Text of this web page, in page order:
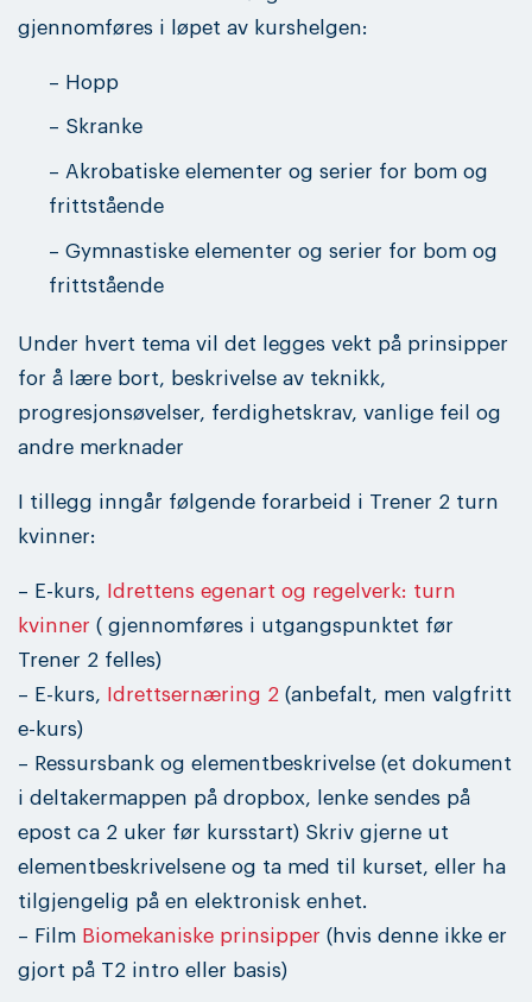
gjennomføres i løpet av kurshelgen:
– Hopp
– Skranke
– Akrobatiske elementer og serier for bom og
frittstående
– Gymnastiske elementer og serier for bom og
frittstående
Under hvert tema vil det legges vekt på prinsipper
for å lære bort, beskrivelse av teknikk,
progresjonsøvelser, ferdighetskrav, vanlige feil og
andre merknader
I tillegg inngår følgende forarbeid i Trener 2 turn
kvinner:
– E-kurs,
Idrettens egenart og regelverk: turn
kvinner ( gjennomføres i utgangspunktet før
Trener 2 felles)
– E-kurs,
Idrettsernæring 2 (anbefalt, men valgfritt
e-kurs)
– Ressursbank og elementbeskrivelse (et dokument
i deltakermappen på dropbox, lenke sendes på
epost ca 2 uker før kursstart) Skriv gjerne ut
elementbeskrivelsene og ta med til kurset, eller ha
tilgjengelig på en elektronisk enhet.
– Film Biomekaniske prinsipper (hvis denne ikke er
gjort på T2 intro eller basis)